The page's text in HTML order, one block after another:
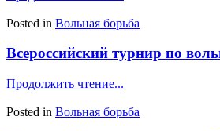
Posted in Вольная борьба
Всероссийский турнир по
Продолжить чтение...
Posted in Вольная борьба